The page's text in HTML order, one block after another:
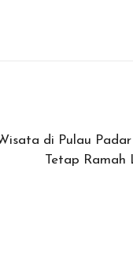
di Pulau
Tetap Ramah